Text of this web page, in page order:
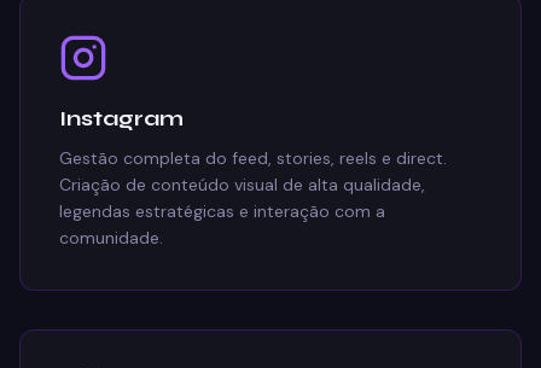
Instagram
Gestão completa do feed, stories, reels e direct.
Criação de conteúdo visual de alta qualidade,
legendas estratégicas e interação com a
comunidade.